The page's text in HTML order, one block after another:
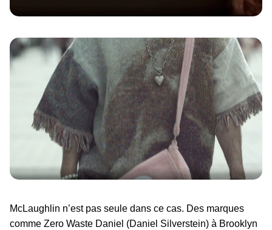
McLaughlin n’est pas seule dans ce cas. Des marques
comme Zero Waste Daniel (Daniel Silverstein) à Brooklyn